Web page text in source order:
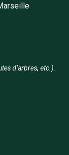
d’arbres, etc.).